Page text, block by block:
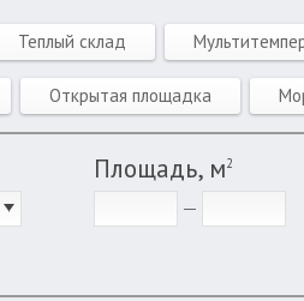
Теплый склад
Открытая площадка
Площадь, м2